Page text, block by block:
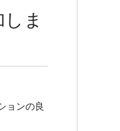
ま
ョンの良